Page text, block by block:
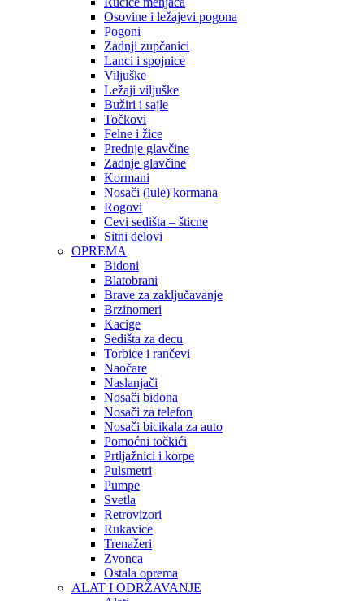
Osovine i ležajevi pogona
Pogoni
Zadnji zupčanici
Lanci i spojnice
Viljuške
Ležaji viljuške
Bužiri i sajle
Točkovi
Felne i žice
Prednje glavčine
Zadnje glavčine
Kormani
Nosači (lule) kormana
Rogovi
Cevi sedišta – šticne
Sitni delovi
OPREMA
Bidoni
Blatobrani
Brave za zaključavanje
Brzinomeri
Kacige
Sedišta za decu
Torbice i rančevi
Naočare
Naslanjači
Nosači bidona
Nosači za telefon
Nosači bicikala za auto
Pomoćni točkići
Prtljažnici i korpe
Pulsmetri
Pumpe
Svetla
Retrovizori
Rukavice
Trenažeri
Zvonca
Ostala oprema
ALAT I ODRŽAVANJE